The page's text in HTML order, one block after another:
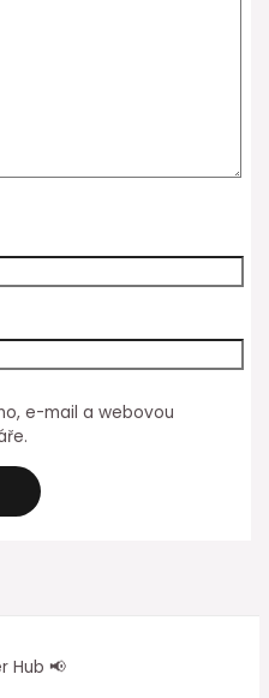
e-mail a webovou
Hub 📢